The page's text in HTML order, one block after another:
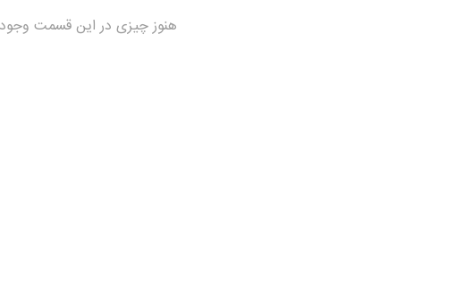
هنوز چیزی در این قسمت وجود